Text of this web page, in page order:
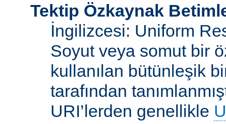
Tektip Özkaynak
İngilizcesi: Uniform
Soyut veya somut bir
kullanılan bütünleşik
tarafından
URI’lerden genellikle